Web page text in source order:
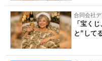
合同会社
「宝く
と”して